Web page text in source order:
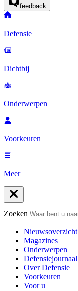
feedback
Defensie
Dichtbij
Onderwerpen
Voorkeuren
Meer
Zoeken
Nieuwsoverzicht
Magazines
Onderwerpen
Defensiejournaal
Over Defensie
Voorkeuren
Voor u